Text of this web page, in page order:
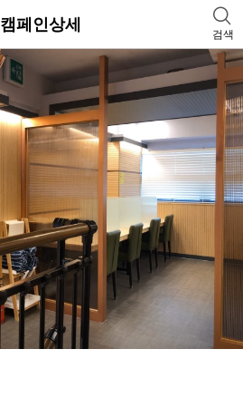
캠페인상세
검색